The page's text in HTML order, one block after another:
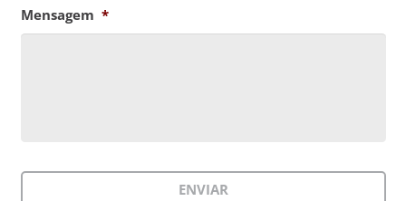
Mensagem *